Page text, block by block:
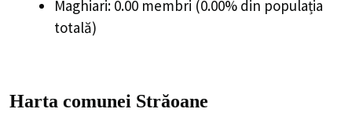
Maghiari: 0.00 membri (0.00% din populația
totală)
Harta comunei Străoane